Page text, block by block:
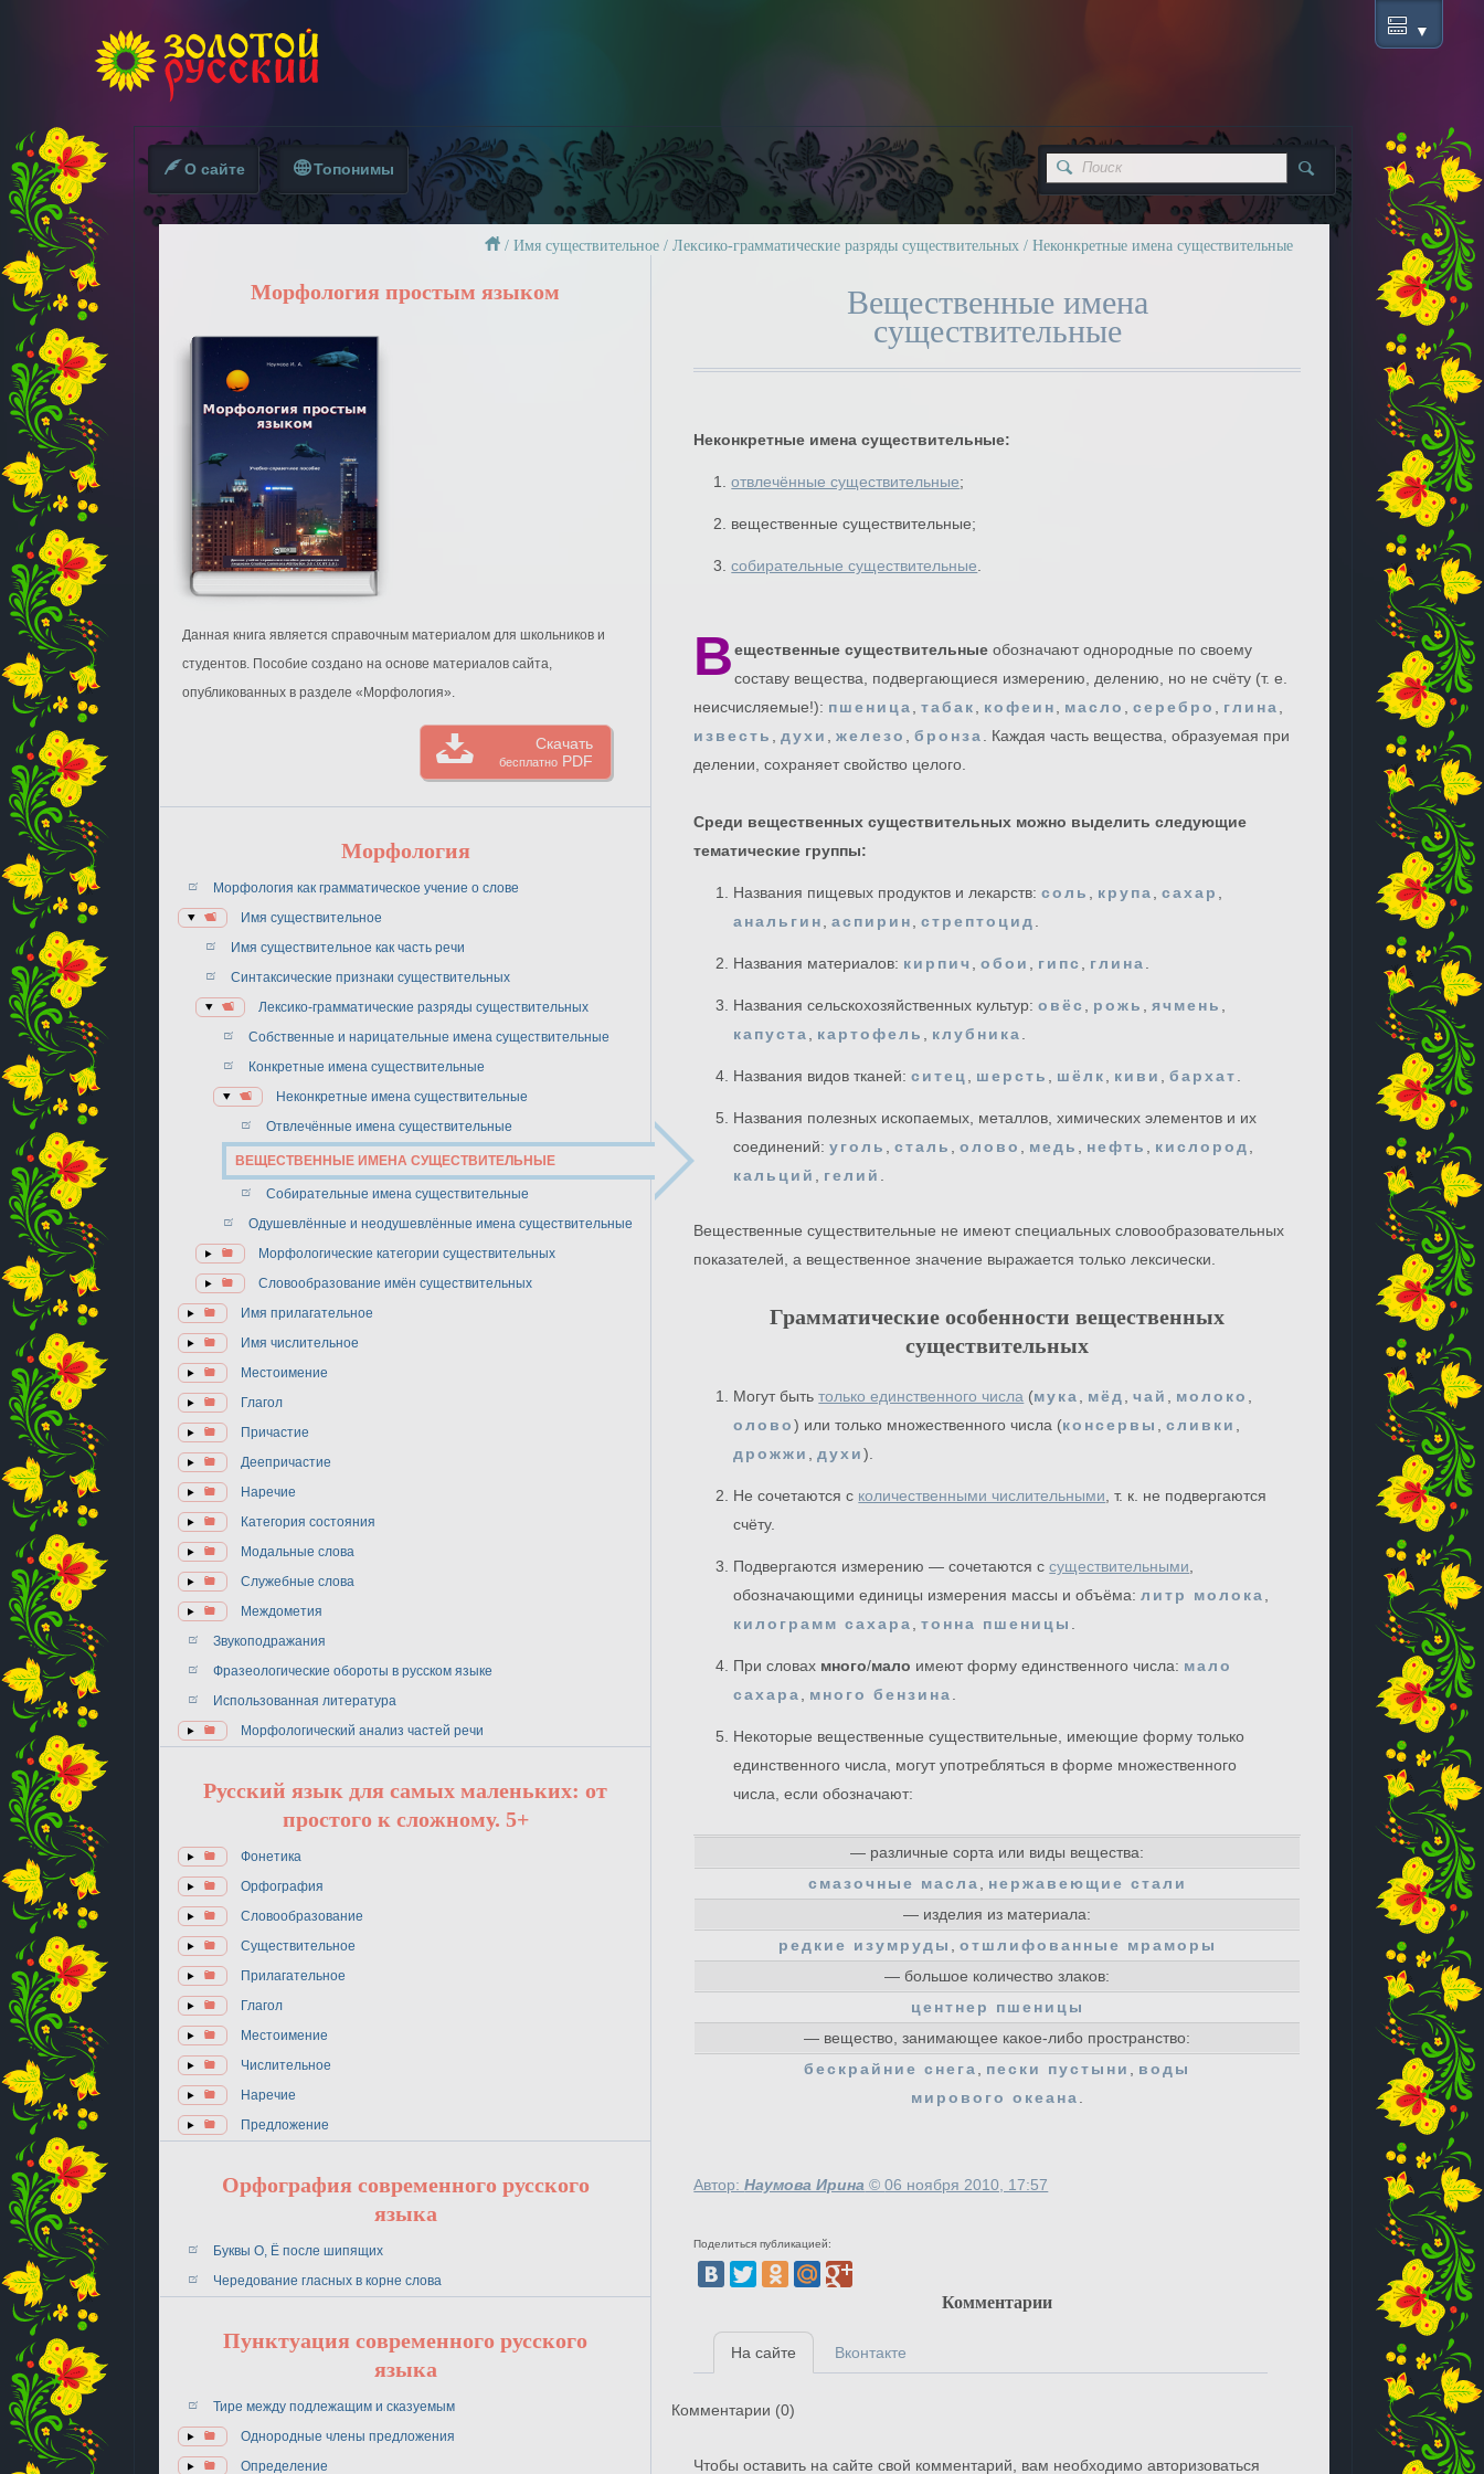
О сайте Топонимы
/ Имя существительное / Лексико-грамматические разряды существительных / Неконкретные имена существительные
Морфология простым языком
Данная книга является справочным материалом для школьников и
студентов. Пособие создано на основе материалов сайта,
опубликованных в разделе «Морфология».
Скачать
бесплатноPDF
Морфология
Морфология как грамматическое учение о слове
Имя существительное
Имя существительное как часть речи
Синтаксические признаки существительных
Лексико-грамматические разряды существительных
Собственные и нарицательные имена существительные
Конкретные имена существительные
Неконкретные имена существительные
Отвлечённые имена существительные
ВЕЩЕСТВЕННЫЕ ИМЕНА СУЩЕСТВИТЕЛЬНЫЕ
Собирательные имена существительные
Одушевлённые и неодушевлённые имена существительные
Морфологические категории существительных
Словообразование имён существительных
Имя прилагательное
Имя числительное
Местоимение
Глагол
Причастие
Деепричастие
Наречие
Категория состояния
Модальные слова
Служебные слова
Междометия
Звукоподражания
Фразеологические обороты в русском языке
Использованная литература
Морфологический анализ частей речи
Русский язык для самых маленьких: от
простого к сложному. 5+
Фонетика
Орфография
Словообразование
Существительное
Прилагательное
Глагол
Местоимение
Числительное
Наречие
Предложение
Орфография современного русского
языка
Буквы О, Ё после шипящих
Чередование гласных в корне слова
Пунктуация современного русского
языка
Тире между подлежащим и сказуемым
Однородные члены предложения
Определение
Вещественные имена
существительные
Неконкретные имена существительные:
1.отвлечённые существительные;
2. вещественные существительные;
3.собирательные существительные
В ещественные существительные обозначают однородные по своему
составу вещества, подвергающиеся измерению, делению, но не счёту (т. е.
неисчисляемые!): пшеница ,табак кофеин масло ,серебро глина
известь
,духи ,железо ,бронза
. Каждая часть вещества, образуемая при
делении, сохраняет свойство целого.
Среди вещественных существительных можно выделить следующие
тематические группы:
Названия пищевых продуктов и лекарств:соль крупа ,сахар
анальгин
,аспирин ,стрептоцид
Названия материалов: кирпич ,обои гипс глина
Названия сельскохозяйственных культур:овёс рожь ,ячмень
капуста
картофель клубника
Названия видов тканей:ситец шерсть шёлк киви ,бархат
Названия полезных ископаемых, металлов, химических элементов и их
соединений:уголь ,сталь ,олово медь нефть кислород
кальций
гелий
Вещественные существительные не имеют специальных словообразовательных
показателей, а вещественное значение выражается только лексически.
Грамматические особенности вещественных
существительных
Могут бытьтолько единственного числа (мука мёд ,чай молоко
олово) или только множественного числа (консервы ,сливки
дрожжи
,духи).
Не сочетаются с количественными числительными , т. к. не подвергаются
счёту.
Подвергаются измерению — сочетаются ссуществительными
обозначающими единицы измерения массы и объёма:литр молока
килограмм сахара
,тонна пшеницы
При словах много/мало имеют форму единственного числа: мало
сахара
много бензина
Некоторые вещественные существительные, имеющие форму только
единственного числа, могут употребляться в форме множественного
числа, если обозначают:
— различные сорта или виды вещества:
смазочные масла
нержавеющие стали
— изделия из материала:
редкие изумруды
отшлифованные мраморы
— большое количество злаков:
центнер пшеницы
— вещество, занимающее какое-либо пространство:
бескрайние снега
пески пустыни
воды
мирового океана
Автор:Наумова Ирина ©06 ноября 2010, 17:57
Поделиться публикацией:
Комментарии
На сайте Вконтакте
Комментарии (0)
Чтобы оставить на сайте свой комментарий, вам необходимо авторизоваться